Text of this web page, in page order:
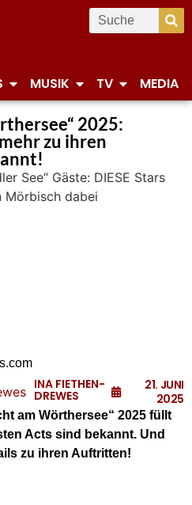
MUSIK TV MEDIA
2025:
zu ihren
INA FIETHEN-
DREWES
21. JUNI
2025
am Wörthersee“ 2025 füllt
Acts sind bekannt. Und
zu ihren Auftritten!